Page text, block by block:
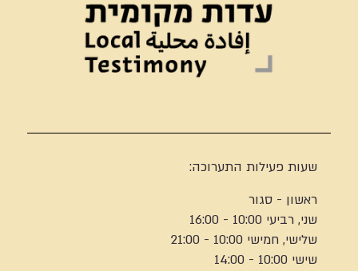
שעות פעילות התערוכה:
ראשון - סגור
שני, רביעי 10:00 - 16:00
שלישי, חמישי 10:00 - 21:00
שישי 10:00 - 14:00